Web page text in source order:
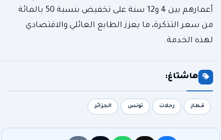
أعمارهم بين 4 و12 سنة على تخفيض بنسبة 50 بالمائة
من سعر التذكرة، ما يعزز الطابع العائلي والاقتصادي
لهذه الخدمة.
هاشتاغ:
قطار رحلات تونس الجزائر